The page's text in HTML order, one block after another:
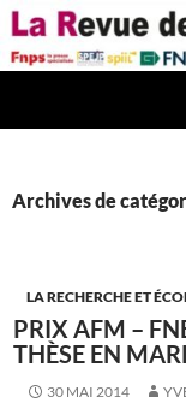
Aller
au
contenu
Archives de
LA RECHERCHE ET
PRIX AFM –
THÈSE EN
30 MAI 2014